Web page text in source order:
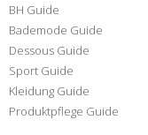
BH Guide
Bademode Guide
Dessous Guide
Sport Guide
Kleidung Guide
Produktpflege Guide